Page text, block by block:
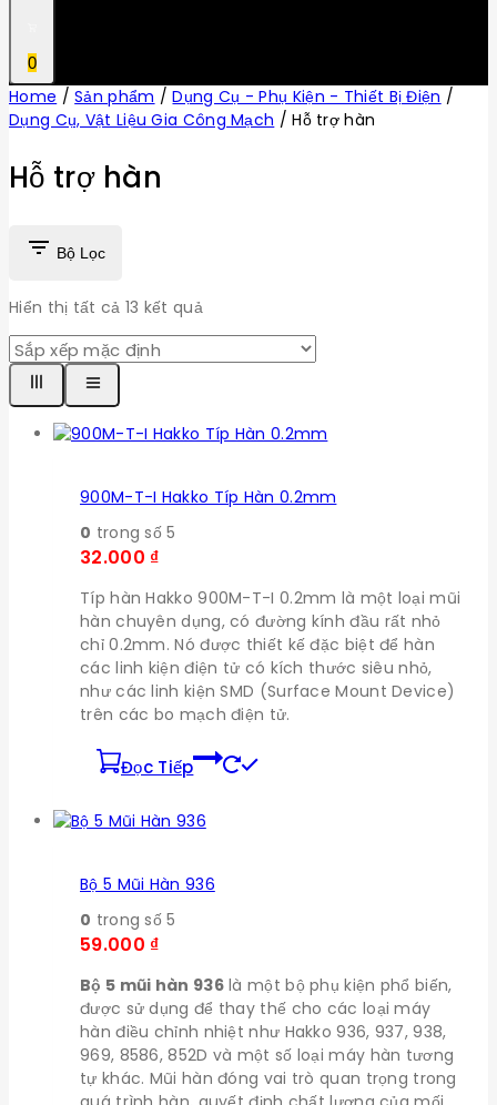
0
Home / Sản phẩm / Dụng Cụ - Phụ Kiện - Thiết Bị Điện /
Dụng Cụ, Vật Liệu Gia Công Mạch / Hỗ trợ hàn
Hỗ trợ hàn
Bộ Lọc
Hiển thị tất cả 13 kết quả
900M-T-I Hakko Típ Hàn 0.2mm
0 trong số 5
32.000 ₫
Típ hàn Hakko 900M-T-I 0.2mm là một loại mũi
hàn chuyên dụng, có đường kính đầu rất nhỏ
chỉ 0.2mm. Nó được thiết kế đặc biệt để hàn
các linh kiện điện tử có kích thước siêu nhỏ,
như các linh kiện SMD (Surface Mount Device)
trên các bo mạch điện tử.
Đọc Tiếp
Bộ 5 Mũi Hàn 936
0 trong số 5
59.000 ₫
Bộ 5 mũi hàn 936là một bộ phụ kiện phổ biến,
được sử dụng để thay thế cho các loại máy
hàn điều chỉnh nhiệt như Hakko 936, 937, 938,
969, 8586, 852D và một số loại máy hàn tương
tự khác. Mũi hàn đóng vai trò quan trọng trong